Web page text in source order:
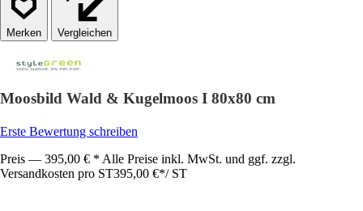
Vergleichen
Moosbild Wald & Kugelmoos I 80x80 cm
Erste Bewertung schreiben
Preis — 395,00 € * Alle Preise inkl. MwSt. und ggf. zzgl.
Versandkosten pro ST395,00 €*/ ST